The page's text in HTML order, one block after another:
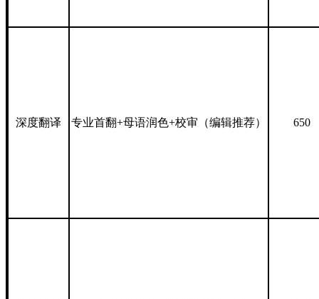
深度翻译 专业首翻+母语润色+校审（编辑推荐） 650